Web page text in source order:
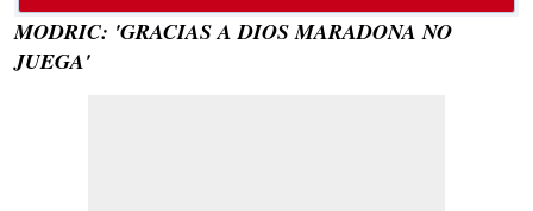
MODRIC: 'GRACIAS A DIOS MARADONA NO
JUEGA'